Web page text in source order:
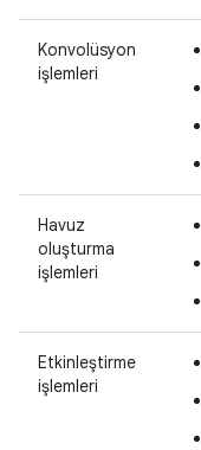
Konvolüsyon
işlemleri
Havuz
oluşturma
işlemleri
Etkinleştirme
işlemleri